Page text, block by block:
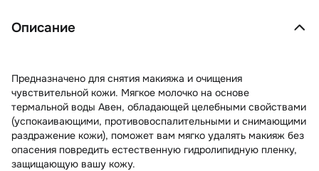
Описание
Предназначено для снятия макияжа и очищения
чувствительной кожи. Мягкое молочко на основе
термальной воды Авен, обладающей целебными свойствами
(успокаивающими, противовоспалительными и снимающими
раздражение кожи), поможет вам мягко удалять макияж без
опасения повредить естественную гидролипидную пленку,
защищающую вашу кожу.